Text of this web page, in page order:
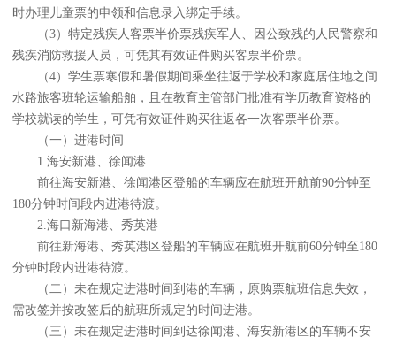
时办理儿童票的申领和信息录入绑定手续。
（3）特定残疾人客票半价票残疾军人、因公致残的人民警察和
残疾消防救援人员，可凭其有效证件购买客票半价票。
（4）学生票寒假和暑假期间乘坐往返于学校和家庭居住地之间
水路旅客班轮运输船舶，且在教育主管部门批准有学历教育资格的
学校就读的学生，可凭有效证件购买往返各一次客票半价票。
（一）进港时间
1.海安新港、徐闻港
前往海安新港、徐闻港区登船的车辆应在航班开航前90分钟至
180分钟时间段内进港待渡。
2.海口新海港、秀英港
前往新海港、秀英港区登船的车辆应在航班开航前60分钟至180
分钟时段内进港待渡。
（二）未在规定进港时间到港的车辆，原购票航班信息失效，
需改签并按改签后的航班所规定的时间进港。
（三）未在规定进港时间到达徐闻港、海安新港区的车辆不安